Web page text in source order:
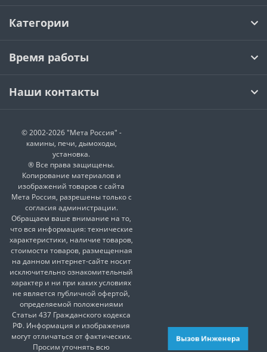
Категории
Время работы
Наши контакты
© 2002-2026 "Мета Россия" -
камины, печи, дымоходы,
установка.
® Все права защищены.
Копирование материалов и
изображений товаров с сайта
Мета Россия, разрешены только с
согласия администрации.
Обращаем ваше внимание на то,
что вся информация: технические
характеристики, наличие товаров,
стоимости товаров, размещенная
на данном интернет-сайте носит
исключительно ознакомительный
характер и ни при каких условиях
не является публичной офертой,
определяемой положениями
Статьи 437 Гражданского кодекса
РФ. Информация и изображения
могут отличаться от фактических.
Просим уточнять всю
Вызов Инженера